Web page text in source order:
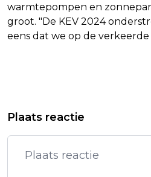
warmtepompen en
groot. "De KEV 2024
eens dat we op de
NIEUW BOEK FLINKE
VAN EMPEL
VELDRIJDEN OP
PARCOURS'
Plaats reactie